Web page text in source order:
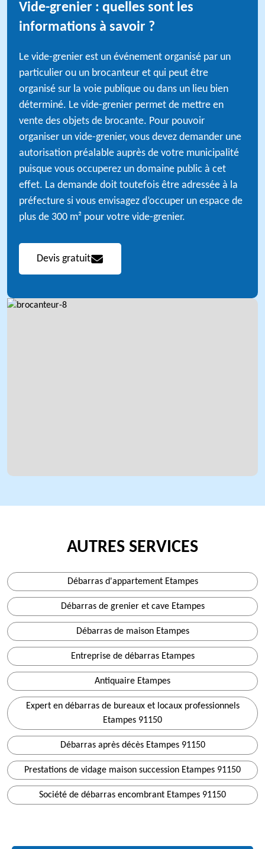
Vide-grenier : quelles sont les
informations à savoir ?
Le vide-grenier est un événement organisé par un
particulier ou un brocanteur et qui peut être
organisé sur la voie publique ou dans un lieu bien
déterminé. Le vide-grenier permet de mettre en
vente des objets de brocante. Pour pouvoir
organiser un vide-grenier, vous devez demander une
autorisation préalable auprès de votre municipalité
puisque vous occuperez un domaine public à cet
effet. La demande doit toutefois être adressée à la
préfecture si vous envisagez d’occuper un espace de
plus de 300 m² pour votre vide-grenier.
Devis gratuit
AUTRES SERVICES
Débarras d'appartement Etampes
Débarras de grenier et cave Etampes
Débarras de maison Etampes
Entreprise de débarras Etampes
Antiquaire Etampes
Expert en débarras de bureaux et locaux professionnels
Etampes 91150
Débarras après décès Etampes 91150
Prestations de vidage maison succession Etampes 91150
Société de débarras encombrant Etampes 91150